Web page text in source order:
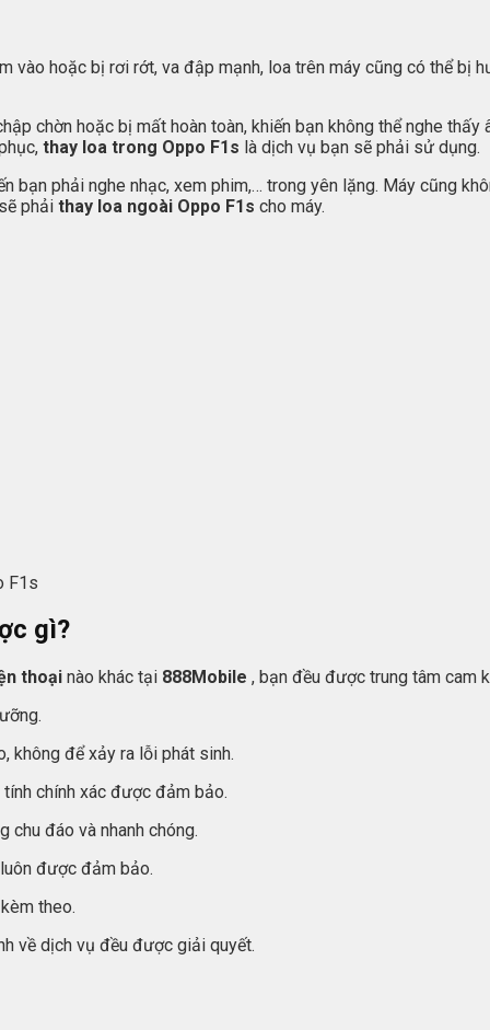
hoặc bị rơi rớt, va đập mạnh, loa trên máy cũng có thể bị
chờn hoặc bị mất hoàn toàn, khiến bạn không thể nghe
thay loa trong Oppo F1s là dịch vụ bạn sẽ phải sử dụng.
bạn phải nghe nhạc, xem phim,… trong yên lặng. Máy cũng
phải thay loa ngoài Oppo F1s cho máy.
F1s
gì?
thoại nào khác tại 888Mobile , bạn đều được trung tâm cam
không để xảy ra lỗi phát sinh.
chính xác được đảm bảo.
chu đáo và nhanh chóng.
được đảm bảo.
theo.
về dịch vụ đều được giải quyết.